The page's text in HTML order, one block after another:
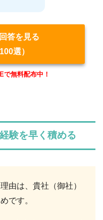
答を見る
選）
で無料配布中！
験を早く積める
由は、貴社（御社）
です。